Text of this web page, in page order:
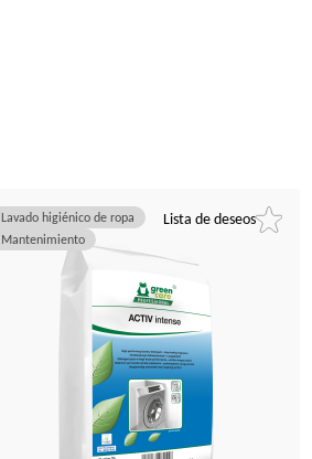
Lista de deseos
Lavado higiénico de ropa
Mantenimiento